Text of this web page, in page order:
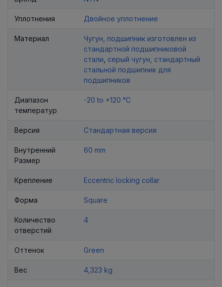
Уплотнения Двойное уплотнение
Материал
Чугун, подшипник изготовлен из
стандартной подшипниковой
стали серый чугун, стандартный
стальной подшипник для
подшипников
Диапазон
температур
-20 to +120 °C
Версия Стандартная версия
Внутренний
Размер
60 mm
Крепление Eccentric locking collar
Форма Square
Количество
отверстий
4
Оттенок Green
Вес 4,323 kg